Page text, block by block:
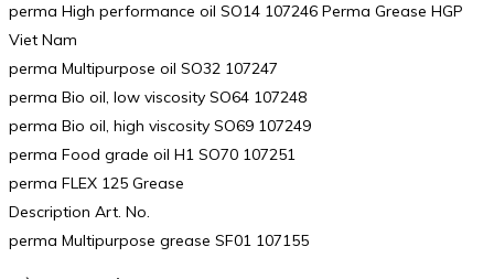
perma High performance oil SO14 107246 Perma Grease HGP
Viet Nam
perma Multipurpose oil SO32 107247
perma Bio oil, low viscosity SO64 107248
perma Bio oil, high viscosity SO69 107249
perma Food grade oil H1 SO70 107251
perma FLEX 125 Grease
Description Art. No.
perma Multipurpose grease SF01 107155